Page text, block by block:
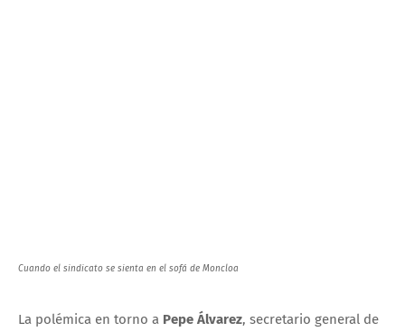
Cuando el sindicato se sienta en el sofá de Moncloa
La polémica en torno a Pepe Álvarez, secretario general de